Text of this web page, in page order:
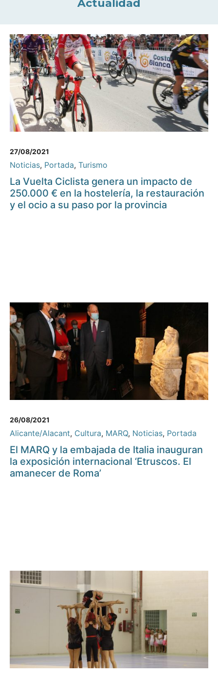
Actualidad
27/08/2021
Noticias, Portada, Turismo
La Vuelta Ciclista genera un impacto de
250.000 € en la hostelería, la restauración
y el ocio a su paso por la provincia
26/08/2021
Alicante/Alacant, Cultura, MARQ, Noticias, Portada
El MARQ y la embajada de Italia inauguran
la exposición internacional ‘Etruscos. El
amanecer de Roma’